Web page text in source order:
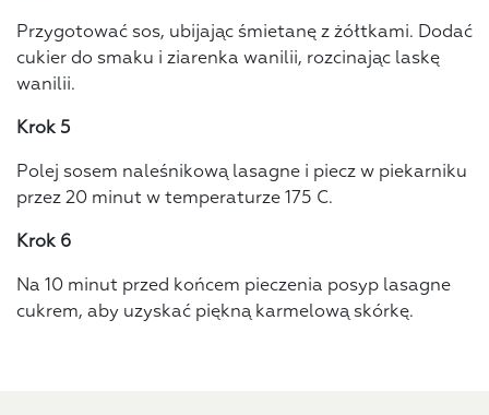
Przygotować sos, ubijając śmietanę z żółtkami. Dodać
cukier do smaku i ziarenka wanilii, rozcinając laskę
wanilii.
Krok 5
Polej sosem naleśnikową lasagne i piecz w piekarniku
przez 20 minut w temperaturze 175 C.
Krok 6
Na 10 minut przed końcem pieczenia posyp lasagne
cukrem, aby uzyskać piękną karmelową skórkę.